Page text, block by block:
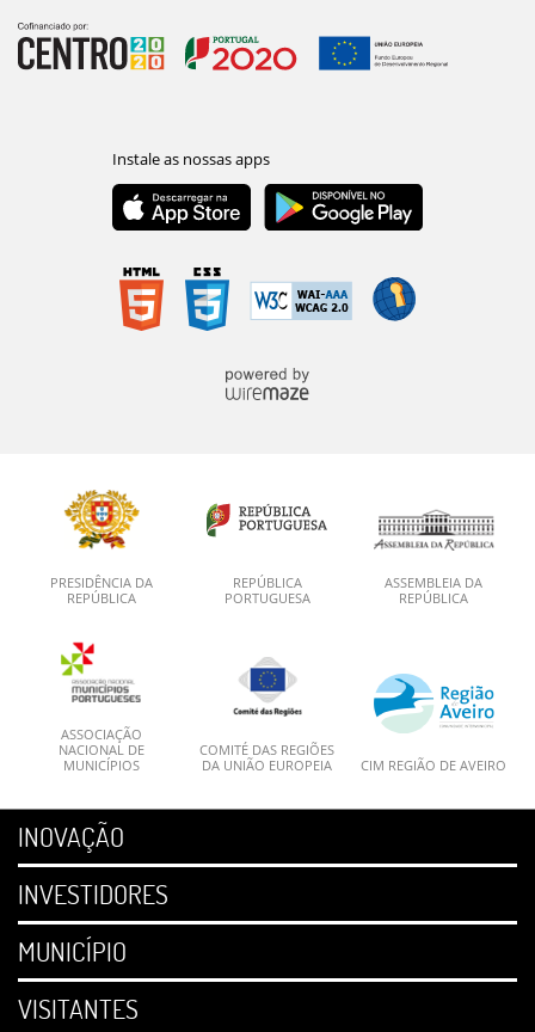
PRESIDÊNCIA DA
REPÚBLICA
REPÚBLICA
PORTUGUESA
ASSEMBLEIA DA
REPÚBLICA
ASSOCIAÇÃO
NACIONAL DE
MUNICÍPIOS
COMITÉ DAS REGIÕES
DA UNIÃO EUROPEIA
CIM REGIÃO DE AVEIRO
INOVAÇÃO
INVESTIDORES
MUNICÍPIO
VISITANTES